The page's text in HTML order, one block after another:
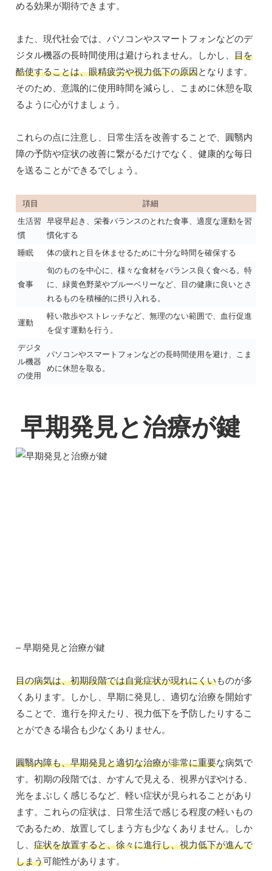
める効果が期待できます。
また、現代社会では、パソコンやスマートフォンなどのデ
ジタル機器の長時間使用は避けられません。しかし、 目を
酷使することは、眼精疲労や視力低下の原因となります。
そのため、意識的に使用時間を減らし、こまめに休憩を取
るように心がけましょう。
これらの点に注意し、日常生活を改善することで、圓翳内
障の予防や症状の改善に繋がるだけでなく、健康的な毎日
を送ることができるでしょう。
項目
詳細
生活習
慣
早寝早起き、栄養バランスのとれた食事、適度な運動を習
慣化する
睡眠
体の疲れと目を休ませるために十分な時間を確保する
食事
旬のものを中心に、様々な食材をバランス良く食べる。特
に、緑黄色野菜やブルーベリーなど、目の健康に良いとさ
れるものを積極的に摂り入れる。
運動
軽い散歩やストレッチなど、無理のない範囲で、血行促進
を促す運動を行う。
デジタ
ル機器
の使用
パソコンやスマートフォンなどの長時間使用を避け、こま
めに休憩を取る。
早期発見と治療が鍵
– 早期発見と治療が鍵
目の病気は、初期段階では自覚症状が現れにくいものが多
くあります。しかし、早期に発見し、適切な治療を開始す
ることで、進行を抑えたり、視力低下を予防したりするこ
とができる場合も少なくありません。
圓翳内障も、早期発見と適切な治療が非常に重要な病気で
す。初期の段階では、かすんで見える、視界がぼやける、
光をまぶしく感じるなど、軽い症状が見られることがあり
ます。これらの症状は、日常生活で感じる程度の軽いもの
であるため、放置してしまう方も少なくありません。しか
し、 症状を放置すると、徐々に進行し、視力低下が進んで
しまう可能性があります。